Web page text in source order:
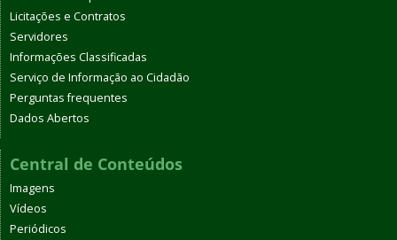
Licitações e Contratos
Servidores
Informações Classificadas
Serviço de Informação ao Cidadão
Perguntas frequentes
Dados Abertos
Central de Conteúdos
Imagens
Vídeos
Periódicos